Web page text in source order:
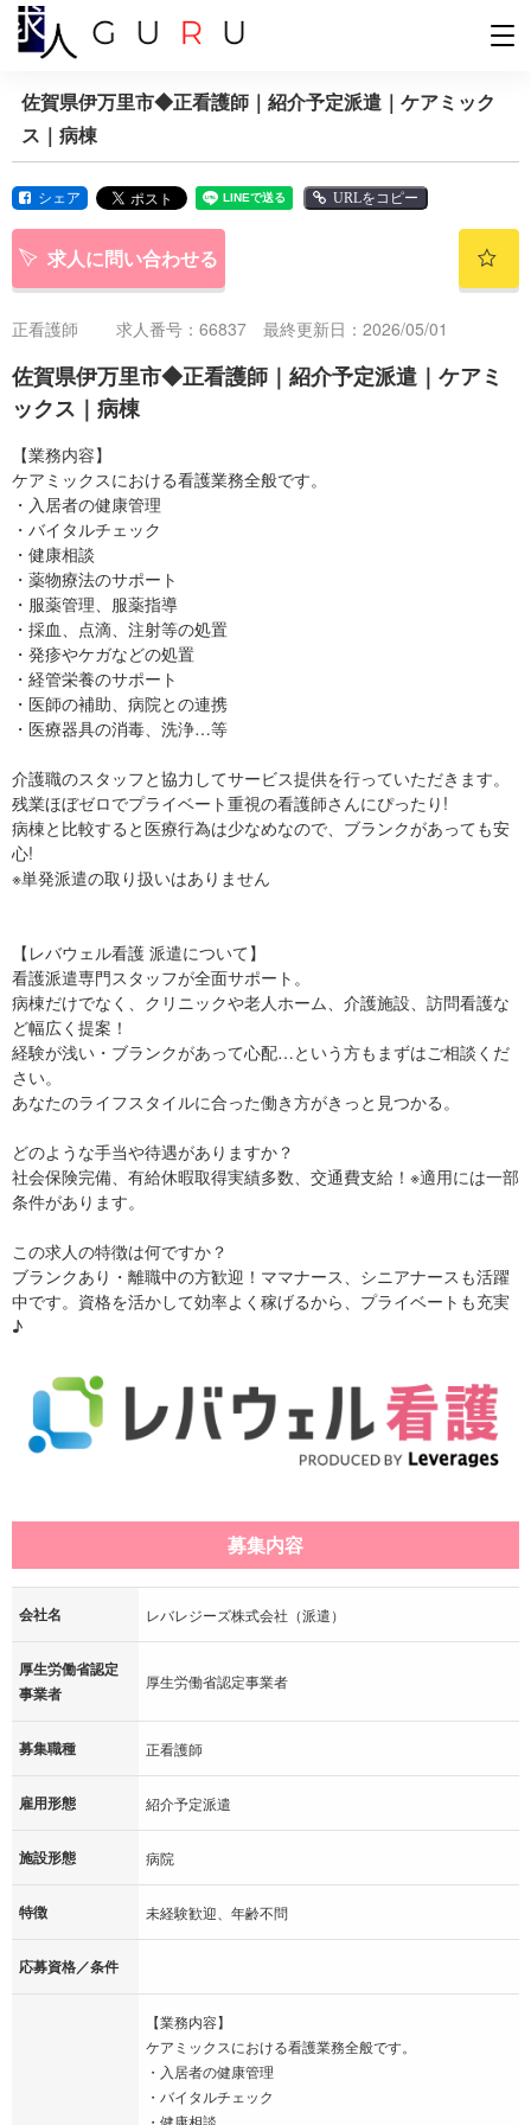
佐賀県伊万里市◆正看護師｜紹介予定派遣｜ケアミック
ス｜病棟
シェア URLをコピー
求人に問い合わせる
正看護師 求人番号：66837 最終更新日：2026/05/01
佐賀県伊万里市◆正看護師｜紹介予定派遣｜ケアミ
ックス｜病棟
【業務内容】
ケアミックスにおける看護業務全般です。
・入居者の健康管理
・バイタルチェック
・健康相談
・薬物療法のサポート
・服薬管理、服薬指導
・採血、点滴、注射等の処置
・発疹やケガなどの処置
・経管栄養のサポート
・医師の補助、病院との連携
・医療器具の消毒、洗浄…等
介護職のスタッフと協力してサービス提供を行っていただきます。
残業ほぼゼロでプライベート重視の看護師さんにぴったり!
病棟と比較すると医療行為は少なめなので、ブランクがあっても安
心!
※単発派遣の取り扱いはありません
【レバウェル看護 派遣について】
看護派遣専門スタッフが全面サポート。
病棟だけでなく、クリニックや老人ホーム、介護施設、訪問看護な
ど幅広く提案！
経験が浅い・ブランクがあって心配…という方もまずはご相談くだ
さい。
あなたのライフスタイルに合った働き方がきっと見つかる。
どのような手当や待遇がありますか？
社会保険完備、有給休暇取得実績多数、交通費支給！※適用には一部
条件があります。
この求人の特徴は何ですか？
ブランクあり・離職中の方歓迎！ママナース、シニアナースも活躍
中です。資格を活かして効率よく稼げるから、プライベートも充実
♪
募集内容
会社名 レバレジーズ株式会社（派遣）
厚生労働省認定
事業者
厚生労働省認定事業者
募集職種 正看護師
雇用形態 紹介予定派遣
施設形態 病院
特徴 未経験歓迎、年齢不問
応募資格／条件
【業務内容】
ケアミックスにおける看護業務全般です。
・入居者の健康管理
・バイタルチェック
・健康相談